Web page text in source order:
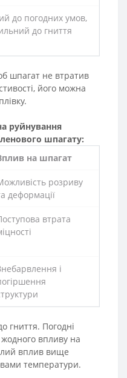
до погодних умов,
до гниття
шпагат не втратив
його можна
руйнування
шпагату:
на шпагат
розриву
деформації
втрата
і
гниття. Погодні
впливу на
вплив вище
температури.